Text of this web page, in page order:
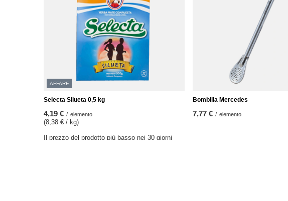
AFFARE
Selecta Silueta 0,5 kg
4,19 € / elemento
(8,38 € / kg)
Il prezzo del prodotto più basso nei 30 giorni
Bombilla Mercedes
7,77 € / elemento